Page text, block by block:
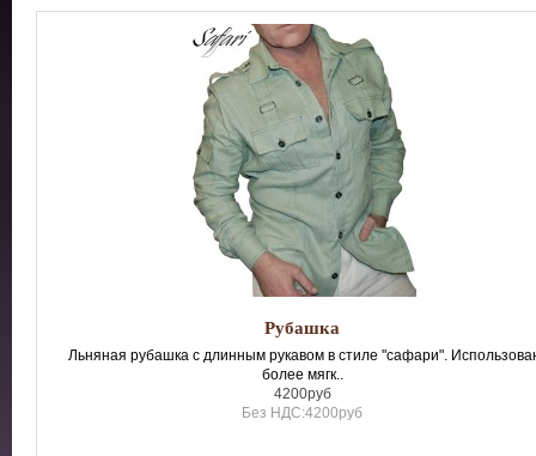
Рубашка
Льняная рубашка с длинным рукавом в стиле "сафари".
более мягк..
4200руб
Без НДС:4200руб